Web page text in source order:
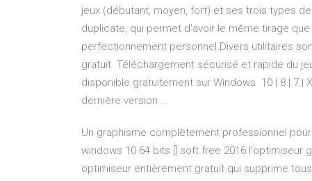
jeux (débutant, moyen, fort) et ses trois types
duplicate, qui permet d'avoir le même tirage
perfectionnement personnel.Divers utilitaires
gratuit. Téléchargement sécurisé et rapide du
disponible gratuitement sur Windows. 10 | 8 | 7 |
dernière version ...
Un graphisme complètement professionnel
windows 10 64 bits [] soft free 2016 l'optimiseur
optimiseur entièrement gratuit qui supprime